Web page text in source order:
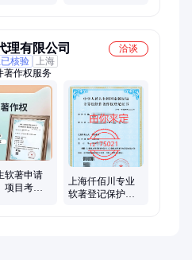
理有限公司
洽谈
核验
上海
著作权服务
软著申请
项目考核
上海仟佰川专业
软著登记保护源